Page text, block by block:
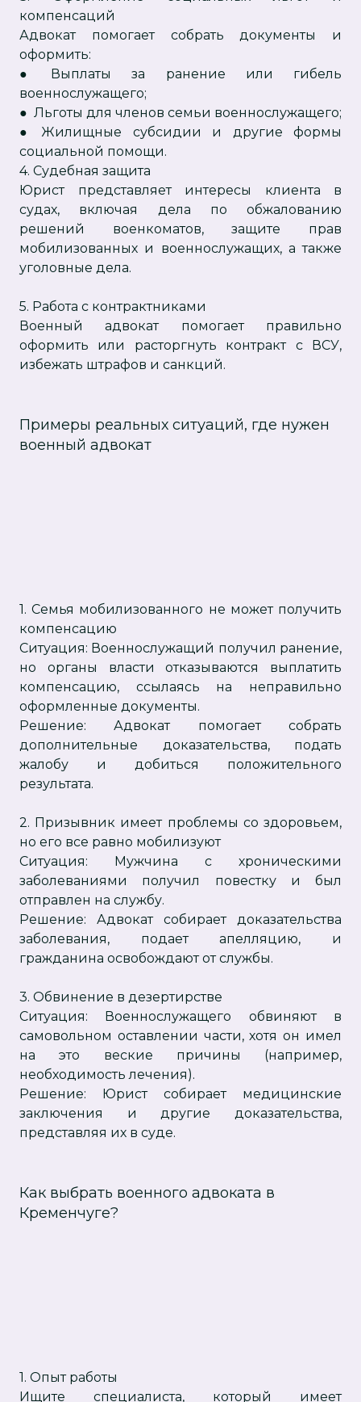
компенсаций
Адвокат помогает собрать документы и
оформить:
● Выплаты за ранение или гибель
военнослужащего;
● Льготы для членов семьи военнослужащего;
● Жилищные субсидии и другие формы
социальной помощи.
4. Судебная защита
Юрист представляет интересы клиента в
судах, включая дела по обжалованию
решений военкоматов, защите прав
мобилизованных и военнослужащих, а также
уголовные дела.
5. Работа с контрактниками
Военный адвокат помогает правильно
оформить или расторгнуть контракт с ВСУ,
избежать штрафов и санкций.
Примеры реальных ситуаций, где нужен
военный адвокат
1. Семья мобилизованного не может получить
компенсацию
Ситуация: Военнослужащий получил ранение,
но органы власти отказываются выплатить
компенсацию, ссылаясь на неправильно
оформленные документы.
Решение: Адвокат помогает собрать
дополнительные доказательства, подать
жалобу и добиться положительного
результата.
2. Призывник имеет проблемы со здоровьем,
но его все равно мобилизуют
Ситуация: Мужчина с хроническими
заболеваниями получил повестку и был
отправлен на службу.
Решение: Адвокат собирает доказательства
заболевания, подает апелляцию, и
гражданина освобождают от службы.
3. Обвинение в дезертирстве
Ситуация: Военнослужащего обвиняют в
самовольном оставлении части, хотя он имел
на это веские причины (например,
необходимость лечения).
Решение: Юрист собирает медицинские
заключения и другие доказательства,
представляя их в суде.
Как выбрать военного адвоката в
Кременчуге?
1. Опыт работы
Ищите специалиста, который имеет